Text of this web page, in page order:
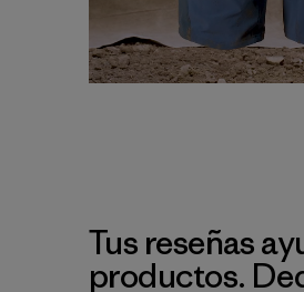
Tus reseñas
productos.